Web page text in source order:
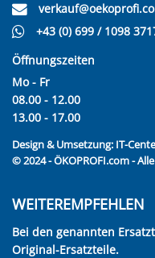
+43 (0) 699 / 1098
Öffnungszeiten
Mo - Fr
08.00 - 12.00
13.00 - 17.00
Design & Umsetzung: IT-
© 2024 - ÖKOPROFI.com -
WEITEREMPFEHLEN
Bei den genannten
Original-Ersatzteile.